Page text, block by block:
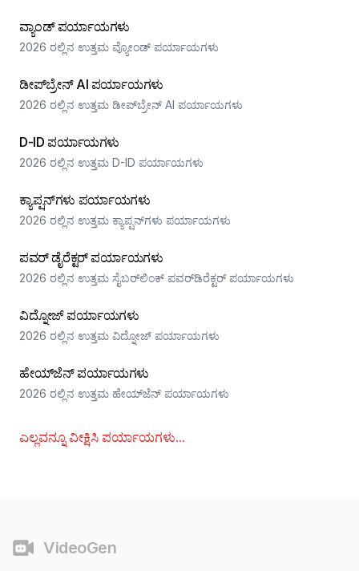
ವ್ಯಾಂಡ್ ಪರ್ಯಾಯಗಳು
2026 ರಲ್ಲಿನ ಉತ್ತಮ ವ್ಯೋಂಡ್ ಪರ್ಯಾಯಗಳು
ಡೀಪ್‌ಬ್ರೇನ್ AI ಪರ್ಯಾಯಗಳು
2026 ರಲ್ಲಿನ ಉತ್ತಮ ಡೀಪ್‌ಬ್ರೇನ್ AI ಪರ್ಯಾಯಗಳು
D-ID ಪರ್ಯಾಯಗಳು
2026 ರಲ್ಲಿನ ಉತ್ತಮ D-ID ಪರ್ಯಾಯಗಳು
ಕ್ಯಾಪ್ಷನ್‌ಗಳು ಪರ್ಯಾಯಗಳು
2026 ರಲ್ಲಿನ ಉತ್ತಮ ಕ್ಯಾಪ್ಷನ್‌ಗಳು ಪರ್ಯಾಯಗಳು
ಪವರ್ ಡೈರೆಕ್ಟರ್ ಪರ್ಯಾಯಗಳು
2026 ರಲ್ಲಿನ ಉತ್ತಮ ಸೈಬರ್‌ಲಿಂಕ್ ಪವರ್‌ಡಿರೆಕ್ಟರ್ ಪರ್ಯಾಯಗಳು
ವಿದ್ನೋಜ್ ಪರ್ಯಾಯಗಳು
2026 ರಲ್ಲಿನ ಉತ್ತಮ ವಿದ್ನೋಜ್ ಪರ್ಯಾಯಗಳು
ಹೇಯ್‌ಜೆನ್ ಪರ್ಯಾಯಗಳು
2026 ರಲ್ಲಿನ ಉತ್ತಮ ಹೇಯ್‌ಜೆನ್ ಪರ್ಯಾಯಗಳು
ಎಲ್ಲವನ್ನೂ ವೀಕ್ಷಿಸಿ ಪರ್ಯಾಯಗಳು...
VideoGen